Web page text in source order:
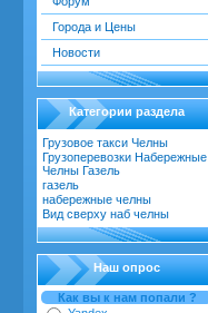
Города и Цены
Новости
Категории раздела
Грузовое такси Челны
Грузоперевозки Набережные
Челны Газель
газель
набережные челны
Вид сверху наб челны
Наш опрос
Как вы к нам попали ?